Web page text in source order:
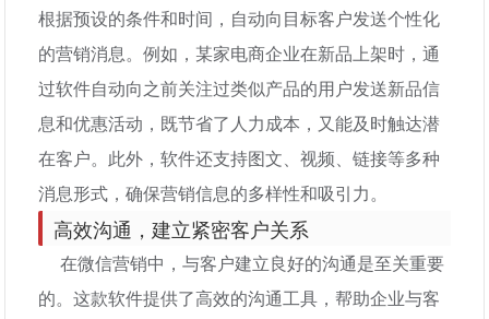
根据预设的条件和时间，自动向目标客户发送个性化
的营销消息。例如，某家电商企业在新品上架时，通
过软件自动向之前关注过类似产品的用户发送新品信
息和优惠活动，既节省了人力成本，又能及时触达潜
在客户。此外，软件还支持图文、视频、链接等多种
消息形式，确保营销信息的多样性和吸引力。
高效沟通，建立紧密客户关系
在微信营销中，与客户建立良好的沟通是至关重要
的。这款软件提供了高效的沟通工具，帮助企业与客